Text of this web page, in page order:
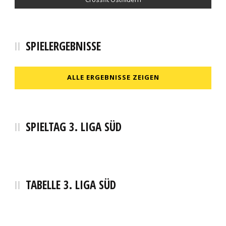
SPIELERGEBNISSE
ALLE ERGEBNISSE ZEIGEN
SPIELTAG 3. LIGA SÜD
TABELLE 3. LIGA SÜD